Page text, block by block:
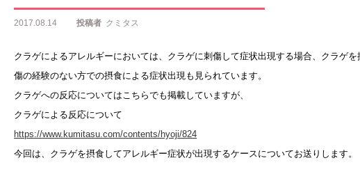
2017.08.14 投稿者 クミタス
クラゲによるアレルギーにおいては、クラゲに刺傷して症状出現する場合、クラゲ
傷の経験のない方での摂食による症状出現も見られています。
クラゲへの反応についてはこちらでも掲載していますが、
クラゲによる反応について
https://www.kumitasu.com/contents/hyoji/824
今回は、クラゲを摂食してアレルギー症状が出現するケースについてお送りします。